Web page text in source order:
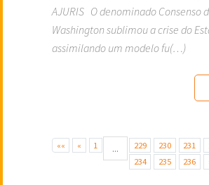
AJURIS O denominado Consenso
Washington sublimou a crise do
assimilando um modelo fu(…)
«« « 1 ... 229 230 231
234
235 236